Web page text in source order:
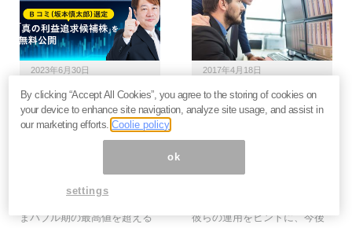
2023年6月30日
追い風が吹く日本株で何
を買うべきか？「Bコ
ミ」坂本慎太郎の推奨銘
柄に乗っかる投資術
値を更新し、約33年ぶりの高
まバブル期の最高値を超える
2017年4月18日
機関投資家の方針をヒン
トに投資してみよう。銘
＝Bコミ
彼らの運用をヒントに、今後
By clicking “Accept All Cookies”, you agree to the storing of cookies on
your device to enhance site navigation, analyze site usage, and assist in
our marketing efforts.Coolie policy
ok
settings